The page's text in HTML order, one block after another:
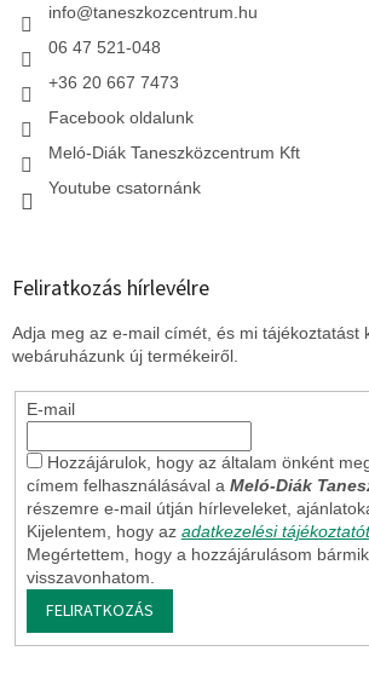
info@taneszkozcentrum.hu
06 47 521-048
+36 20 667 7473
Facebook oldalunk
Meló-Diák Taneszközcentrum Kft
Youtube csatornánk
Feliratkozás hírlevélre
Adja meg az e-mail címét, és mi tájékoztatást
webáruházunk új termékeiről.
E-mail
Hozzájárulok, hogy az általam önként
címem felhasználásával a Meló-Diák
részemre e-mail útján hírleveleket,
Kijelentem, hogy az adatkezelési tájékoztatót
Megértettem, hogy a hozzájárulásom
visszavonhatom.
FELIRATKOZÁS